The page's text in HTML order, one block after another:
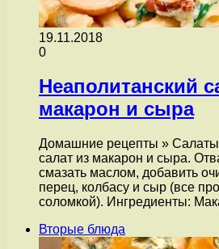
19.11.2018
0
Неаполитанский
макарон и сыра
Домашние рецепты » Салаты
салат из макарон и сыра.
смазать маслом, добавить
перец, колбасу и сыр (все
соломкой). Ингредиенты:
Вторые блюда